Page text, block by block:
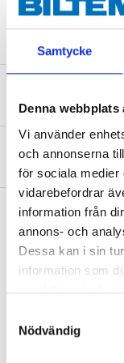
Samtycke
Denna webbplats
Vi använder
och annonserna
för sociala medier
vidarebefordrar
information från
annons- och
Dessa kan i sin
information som
Nödvändig
About the